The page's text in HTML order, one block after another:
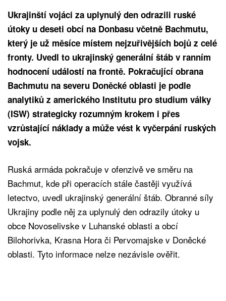
Ukrajinští vojáci za uplynulý den odrazili ruské
útoky u deseti obcí na Donbasu včetně Bachmutu,
který je už měsíce místem nejzuřivějších bojů z celé
fronty. Uvedl to ukrajinský generální štáb v ranním
hodnocení událostí na frontě. Pokračující obrana
Bachmutu na severu Doněcké oblasti je podle
analytiků z amerického Institutu pro studium války
(ISW) strategicky rozumným krokem i přes
vzrůstající náklady a může vést k vyčerpání ruských
vojsk.
Ruská armáda pokračuje v ofenzivě ve směru na
Bachmut, kde při operacích stále častěji využívá
letectvo, uvedl ukrajinský generální štáb. Obranné síly
Ukrajiny podle něj za uplynulý den odrazily útoky u
obce Novoselivske v Luhanské oblasti a obcí
Bilohorivka, Krasna Hora či Pervomajske v Doněcké
oblasti. Tyto informace nelze nezávisle ověřit.